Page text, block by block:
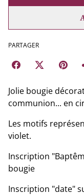
PARTAGER
Jolie bougie
communion... en
Les motifs
violet.
Inscription
bougie
Inscription "date"